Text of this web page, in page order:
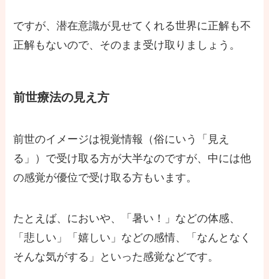
ですが、潜在意識が見せてくれる世界に正解も不
正解もないので、そのまま受け取りましょう。
前世療法の見え方
前世のイメージは視覚情報（俗にいう「見え
る」）で受け取る方が大半なのですが、中には他
の感覚が優位で受け取る方もいます。
たとえば、においや、「暑い！」などの体感、
「悲しい」「嬉しい」などの感情、「なんとなく
そんな気がする」といった感覚などです。